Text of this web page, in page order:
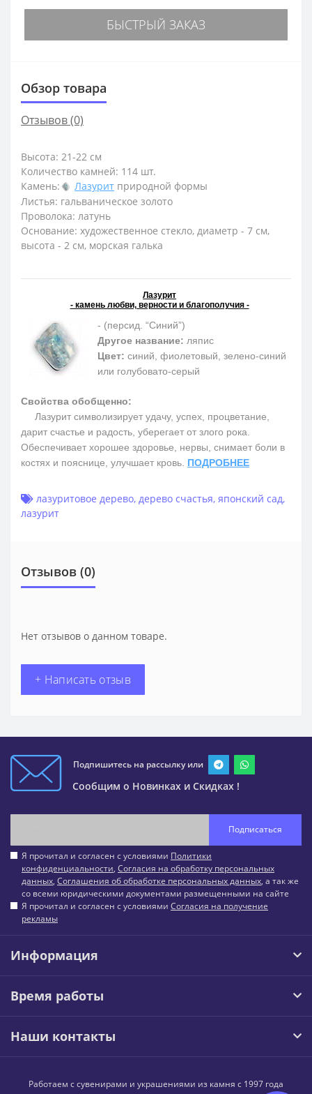
БЫСТРЫЙ ЗАКАЗ
Обзор товара
Отзывов (0)
Высота: 21-22 см
Количество камней: 114 шт.
Камень:
Лазурит природной формы
Листья: гальваническое золото
Проволока: латунь
Основание: художественное стекло, диаметр - 7 см,
высота - 2 см, морская галька
Лазурит
- камень любви, верности и благополучия -
- (персид. “Синий”)
Другое название: ляпис
Цвет: синий, фиолетовый, зелено-синий
или голубовато-серый
Свойства обобщенно:
Лазурит символизирует удачу, успех, процветание,
дарит счастье и радость, уберегает от злого рока.
Обеспечивает хорошее здоровье, нервы, снимает боли в
костях и пояснице, улучшает кровь. ПОДРОБНЕЕ
лазуритовое дерево, дерево счастья, японский сад,
лазурит
Отзывов (0)
Нет отзывов о данном товаре.
+ Написать отзыв
Подпишитесь на рассылку или
Сообщим о Новинках и Скидках !
Подписаться
Я прочитал и согласен с условиями Политики
конфиденциальности, Согласия на обработку персональных
данных, Соглашения об обработке персональных данных, а так же
со всеми юридическими документами размещенными на сайте
Я прочитал и согласен с условиями Согласия на получение
рекламы
Информация
Время работы
Наши контакты
Работаем с сувенирами и украшениями из камня с 1997 года